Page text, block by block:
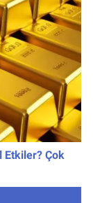
Etkiler? Çok